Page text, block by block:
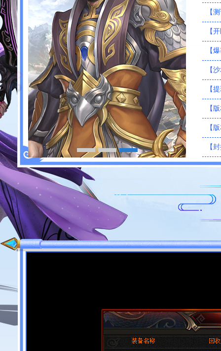
【
【
【
【
【
【
【
【
【